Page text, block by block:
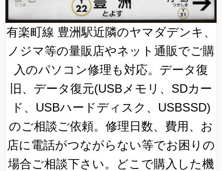
有楽町線 豊洲駅近隣のヤマダデンキ、
ノジマ等の量販店やネット通販でご購
入のパソコン修理も対応。データ復
旧、データ復元(USBメモリ、SDカー
ド、USBハードディスク、USBSSD)
のご相談ご依頼。修理日数、費用、お
店に電話がつながらない等でお困りの
場合ご相談下さい。どこで購入した機